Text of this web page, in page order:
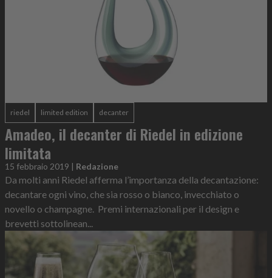
riedel limited edition decanter
Amadeo, il decanter di Riedel in edizione
limitata
15 febbraio 2019 | Redazione
Da molti anni Riedel afferma l’importanza della decantazione:
decantare ogni vino, che sia rosso o bianco, invecchiato o
novello o champagne. Premi internazionali per il design e
brevetti sottolinean...